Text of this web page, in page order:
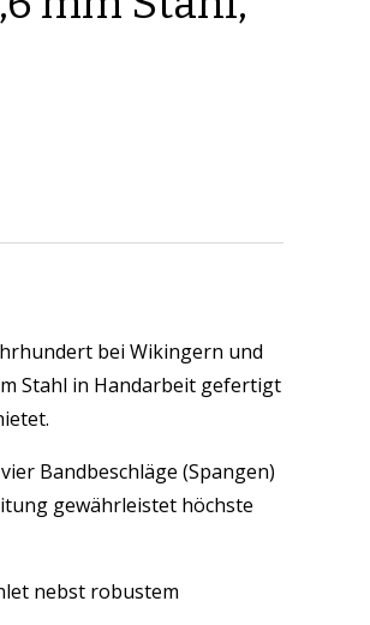
bei Wikingern und
Stahl in Handarbeit gefertigt
Bandbeschläge (Spangen)
gewährleistet höchste
nebst robustem